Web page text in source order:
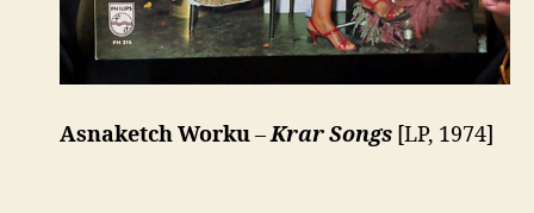
Asnaketch Worku–Krar Songs [LP, 1974]